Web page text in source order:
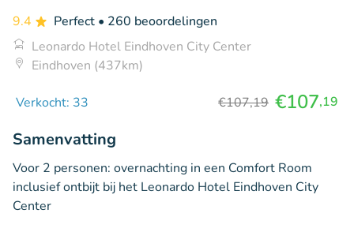
9.4 Perfect • 260 beoordelingen
Leonardo Hotel Eindhoven City Center
Eindhoven (437km)
Verkocht: 33 €107,19 €107,19
Samenvatting
Voor 2 personen: overnachting in een Comfort Room
inclusief ontbijt bij het Leonardo Hotel Eindhoven City
Center